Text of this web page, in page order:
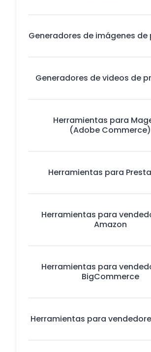
Generadores de imágenes
Generadores de videos de
Herramientas para
(Adobe Commerce)
Herramientas para
Herramientas para
Amazon
Herramientas para
BigCommerce
Herramientas para